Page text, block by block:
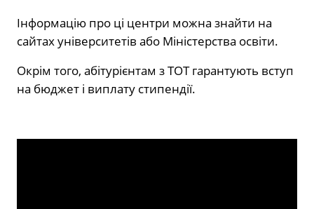
Інформацію про ці центри можна знайти на
сайтах університетів або Міністерства освіти.
Окрім того, абітурієнтам з ТОТ гарантують вступ
на бюджет і виплату стипендії.